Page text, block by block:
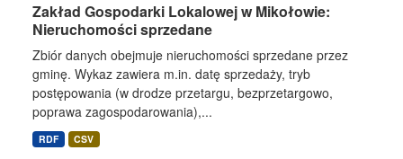
Zakład Gospodarki Lokalowej w Mikołowie:
Nieruchomości sprzedane
Zbiór danych obejmuje nieruchomości sprzedane przez
gminę. Wykaz zawiera m.in. datę sprzedaży, tryb
postępowania (w drodze przetargu, bezprzetargowo,
poprawa zagospodarowania),...
RDF CSV